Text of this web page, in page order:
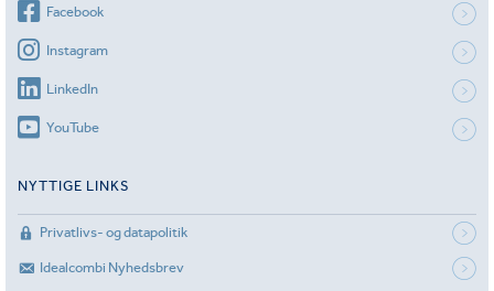
Facebook
Instagram
LinkedIn
YouTube
NYTTIGE LINKS
Privatlivs- og datapolitik
Idealcombi Nyhedsbrev